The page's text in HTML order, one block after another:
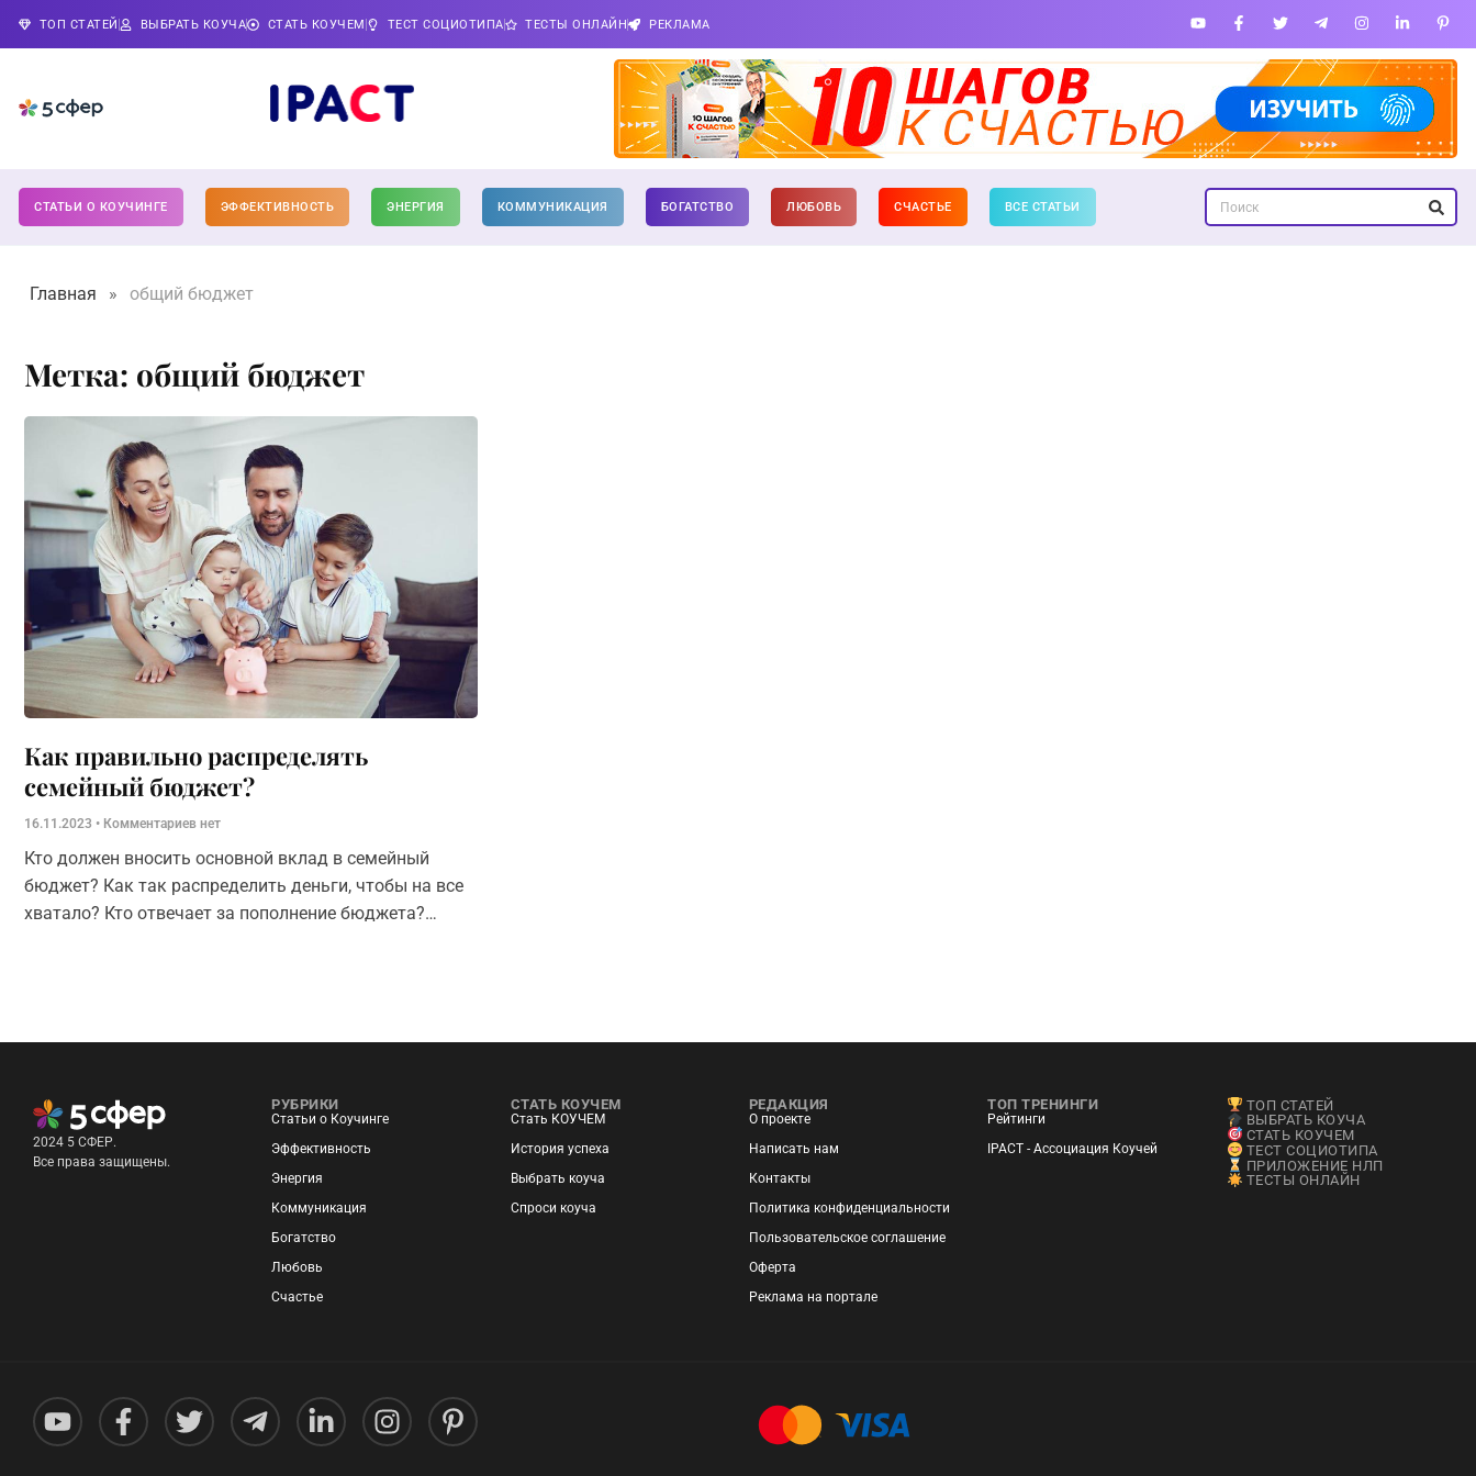
ТОП СТАТЕЙ ВЫБРАТЬ КОУЧА СТАТЬ КОУЧЕМ ТЕСТ СОЦИОТИПА ТЕСТЫ ОНЛАЙН РЕКЛАМА
СТАТЬИ О КОУЧИНГЕ ЭФФЕКТИВНОСТЬ ЭНЕРГИЯ КОММУНИКАЦИЯ БОГАТСТВО ЛЮБОВЬ СЧАСТЬЕ ВСЕ СТАТЬИ
Главная » общий бюджет
Метка: общий бюджет
Как правильно распределять
семейный бюджет?
16.11.2023 Комментариев нет
Кто должен вносить основной вклад в семейный
бюджет? Как так распределить деньги, чтобы на все
хватало? Кто отвечает за пополнение бюджета?
2024 5 СФЕР.
Все права защищены.
РУБРИКИ
Статьи о Коучинге
Эффективность
Энергия
Коммуникация
Богатство
Любовь
Счастье
СТАТЬ КОУЧЕМ
Стать КОУЧЕМ
История успеха
Выбрать коуча
Спроси коуча
РЕДАКЦИЯ
О проекте
Написать нам
Контакты
Политика конфиденциальности
Пользовательское соглашение
Оферта
Реклама на портале
ТОП ТРЕНИНГИ
Рейтинги
IPACT - Ассоциация Коучей
ТОП СТАТЕЙ
ВЫБРАТЬ КОУЧА
СТАТЬ КОУЧЕМ
ТЕСТ СОЦИОТИПА
ПРИЛОЖЕНИЕ НЛП
ТЕСТЫ ОНЛАЙН